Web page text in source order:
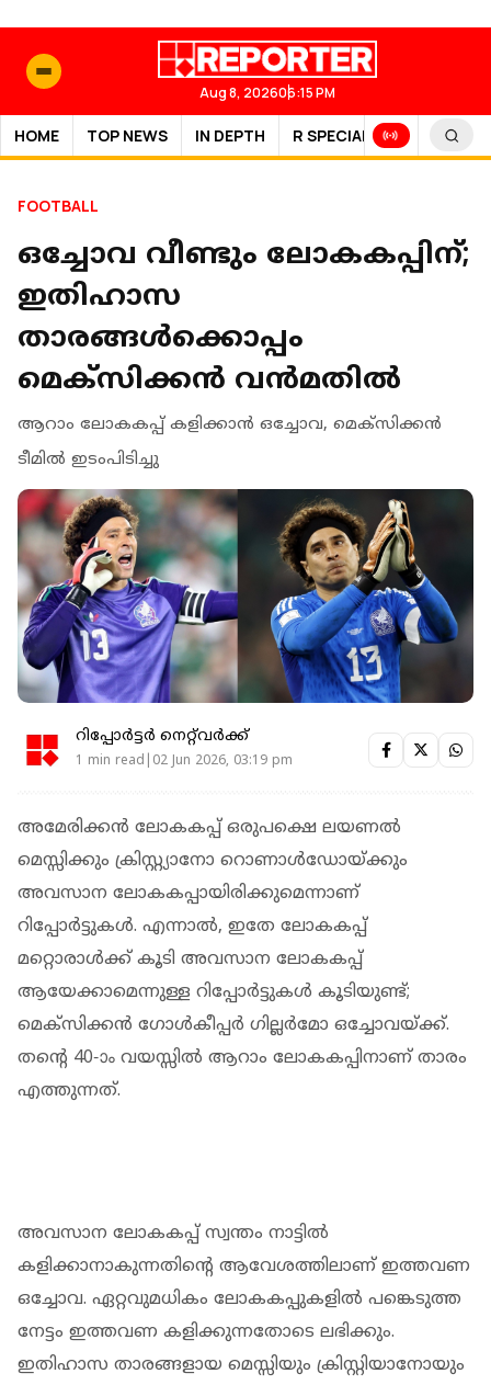
Aug 8, 202606:15 PM
HOME TOP NEWS IN DEPTH R SPECIAL SPORTS
FOOTBALL
ഒച്ചോവ വീണ്ടും ലോകകപ്പിന്;
ഇതിഹാസ
താരങ്ങള്‍ക്കൊപ്പം
മെക്‌സിക്കന്‍ വന്‍മതില്‍
ആറാം ലോകകപ്പ് കളിക്കാന്‍ ഒച്ചോവ, മെക്സിക്കൻ
ടീമില്‍ ഇടംപിടിച്ചു
റിപ്പോർട്ടർ നെറ്റ്‌വര്‍ക്ക്‌
1 min read|02 Jun 2026, 03:19 pm
അമേരിക്കന്‍ ലോകകപ്പ് ഒരുപക്ഷെ ലയണല്‍
മെസ്സിക്കും ക്രിസ്റ്റ്യാനോ റൊണാള്‍ഡോയ്ക്കും
അവസാന ലോകകപ്പായിരിക്കുമെന്നാണ്
റിപ്പോര്‍ട്ടുകള്‍. എന്നാല്‍, ഇതേ ലോകകപ്പ്
മറ്റൊരാള്‍ക്ക് കൂടി അവസാന ലോകകപ്പ്
ആയേക്കാമെന്നുള്ള റിപ്പോര്‍ട്ടുകള്‍ കൂടിയുണ്ട്;
മെക്‌സിക്കന്‍ ഗോള്‍കീപ്പര്‍ ഗില്ലര്‍മോ ഒച്ചോവയ്ക്ക്.
തന്റെ 40-ാം വയസ്സില്‍ ആറാം ലോകകപ്പിനാണ് താരം
എത്തുന്നത്.
അവസാന ലോകകപ്പ് സ്വന്തം നാട്ടില്‍
കളിക്കാനാകുന്നതിന്റെ ആവേശത്തിലാണ് ഇത്തവണ
ഒച്ചോവ. ഏറ്റവുമധികം ലോകകപ്പുകളില്‍ പങ്കെടുത്ത
നേട്ടം ഇത്തവണ കളിക്കുന്നതോടെ ലഭിക്കും.
ഇതിഹാസ താരങ്ങളായ മെസ്സിയും ക്രിസ്റ്റിയാനോയും